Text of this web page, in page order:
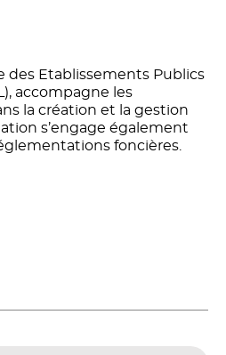
des Etablissements Publics
accompagne les
la création et la gestion
s’engage également
foncières.